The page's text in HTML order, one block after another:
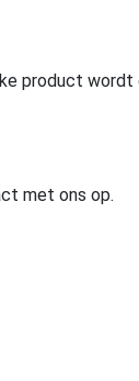
product
met ons op.